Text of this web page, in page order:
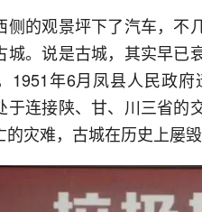
侧的观景坪下了汽车，不
城。说是古城，其实早已
1951年6月凤县人民政
于连接陕、甘、川三省的
灾难，古城在历史上屡毁